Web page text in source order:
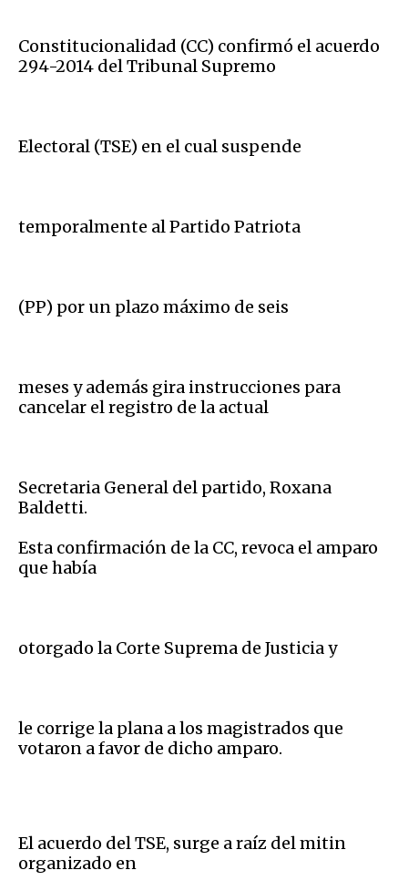
Constitucionalidad (CC) confirmó el acuerdo
294-2014 del Tribunal Supremo
Electoral (TSE) en el cual suspende
temporalmente al Partido Patriota
(PP) por un plazo máximo de seis
meses y además gira instrucciones para
cancelar el registro de la actual
Secretaria General del partido, Roxana
Baldetti.
Esta confirmación de la CC, revoca el amparo
que había
otorgado la Corte Suprema de Justicia y
le corrige la plana a los magistrados que
votaron a favor de dicho amparo.
El acuerdo del TSE, surge a raíz del mitin
organizado en